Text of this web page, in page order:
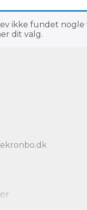
ikke fundet nogle
dit valg.